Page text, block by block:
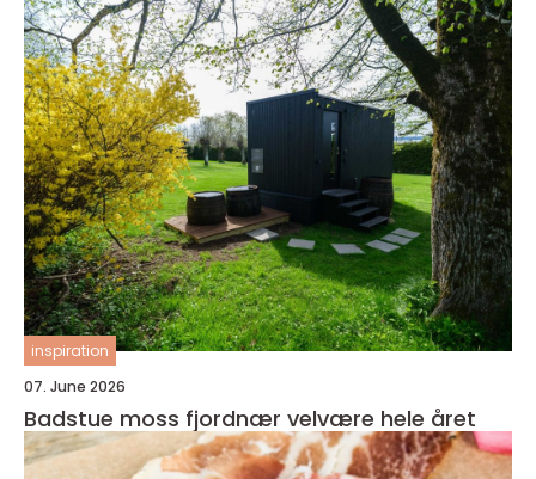
inspiration
07. June 2026
Badstue moss fjordnær velvære hele året